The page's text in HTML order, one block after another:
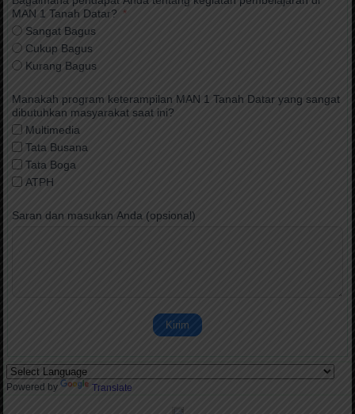
MAN 1 Tanah Datar?
Sangat Bagus
Cukup Bagus
Kurang Bagus
Manakah program keterampilan MAN 1 Tanah Datar yang sangat
dibutuhkan masyarakat saat ini?
Multimedia
Tata Busana
Tata Boga
ATPH
Saran dan masukan Anda (opsional)
Kirim
Powered by Translate